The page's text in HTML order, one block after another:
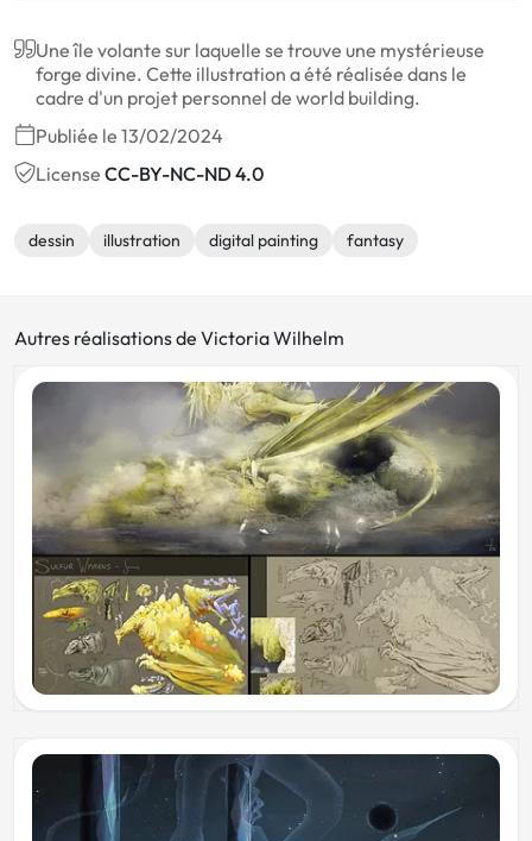
Une île volante sur laquelle se trouve une mystérieuse
forge divine. Cette illustration a été réalisée dans le
cadre d'un projet personnel de world building.
Publiée le 13/02/2024
License CC-BY-NC-ND 4.0
dessin illustration digital painting fantasy
Autres réalisations de Victoria Wilhelm